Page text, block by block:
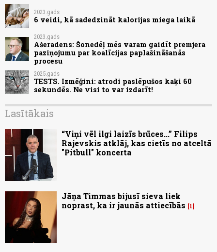
2023.gads
6 veidi, kā sadedzināt kalorijas miega laikā
2023.gads
Ašeradens: Šonedēļ mēs varam gaidīt premjera
paziņojumu par koalīcijas paplašināšanās
procesu
2025.gads
TESTS. Izmēģini: atrodi paslēpušos kaķi 60
sekundēs. Ne visi to var izdarīt!
Lasītākais
“Viņi vēl ilgi laizīs brūces...” Filips
Rajevskis atklāj, kas cietīs no atceltā
"Pitbull" koncerta
Jāņa Timmas bijusī sieva liek
noprast, ka ir jaunās attiecībās
1